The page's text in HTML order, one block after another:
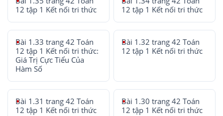
12 tập 1 Kết nối tri thức
12 tập 1 Kết nối tri thức
Bài 1.33 trang 42 Toán
12 tập 1 Kết nối tri thức:
Giá Trị Cực Tiểu Của
Hàm Số
Bài 1.32 trang 42 Toán
12 tập 1 Kết nối tri thức
Bài 1.31 trang 42 Toán
12 tập 1 Kết nối tri thức
Bài 1.30 trang 42 Toán
12 tập 1 Kết nối tri thức